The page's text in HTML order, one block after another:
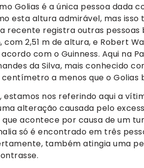
Golias é a única pessoa dada
esta altura admirável, mas
recente registra outras
com 2,51 m de altura, e Robert
com o Guinness. Aqui na
da Silva, mais conhecido
a menos que o Golias
estamos nos referindo aqui a
alteração causada pelo
acontece por causa de um
só é encontrado em três
também atingia uma